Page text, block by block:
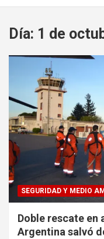
Día: 1 de
SEGURIDAD Y MEDIO
Doble rescate en
Argentina salvó